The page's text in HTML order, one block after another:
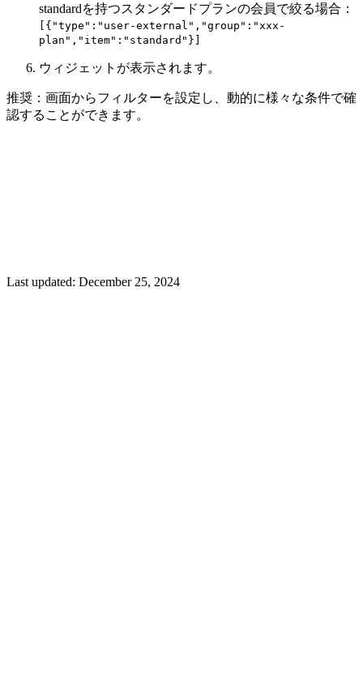
standardを持つスタンダードプランの会員で絞る場合：
[{"type":"user-external","group":"xxx-
plan","item":"standard"}]
ウィジェットが表示されます。
推奨：画面からフィルターを設定し、動的に様々な条件で確
認することができます。
Last updated: December 25, 2024